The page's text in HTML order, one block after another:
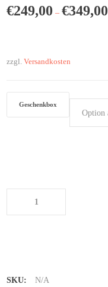
€249,00 –€349,00
zzgl.Versandkosten
Geschenkbox
SKU: N/A